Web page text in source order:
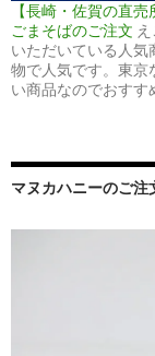
【長崎・佐賀の直
ごまそばのご注文
いただいている人
物で人気です。東京
い商品なのでおすす
マヌカハニーのご注